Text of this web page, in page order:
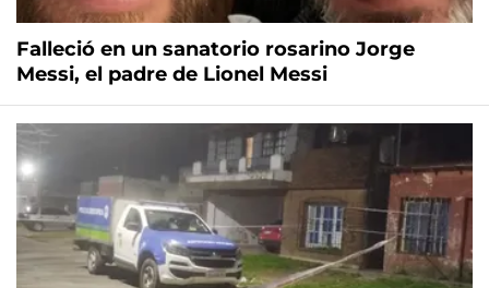
Falleció en un sanatorio rosarino Jorge
Messi, el padre de Lionel Messi